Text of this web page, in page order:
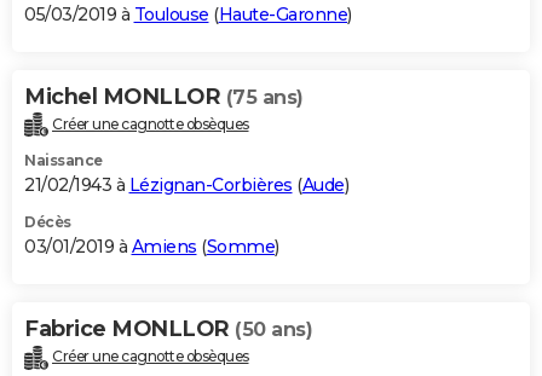
05/03/2019 à Toulouse (Haute-Garonne)
Michel MONLLOR (75 ans)
Créer une cagnotte obsèques
Naissance
21/02/1943 à Lézignan-Corbières (Aude)
Décès
03/01/2019 à Amiens (Somme)
Fabrice MONLLOR (50 ans)
Créer une cagnotte obsèques